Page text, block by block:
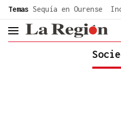
common.go-to-content
Temas Sequía en Ourense
header.menu.open